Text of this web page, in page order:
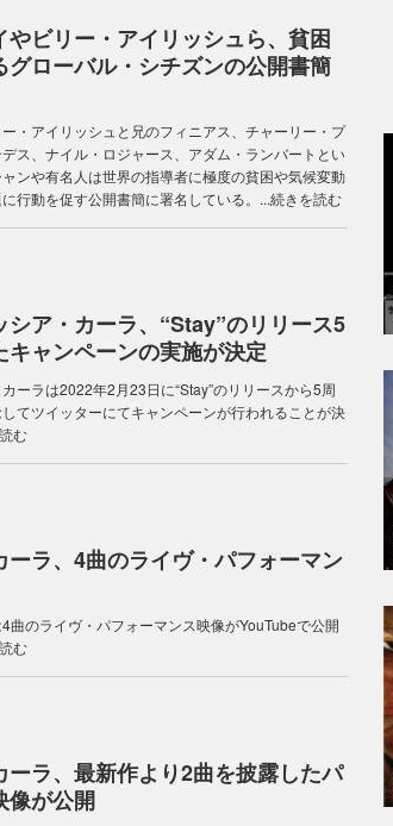
やビリー・アイリッシュら、貧困
グローバル・シチズンの公開書簡
・アイリッシュと兄のフィニアス、チャーリー・プ
ス、ナイル・ロジャース、アダム・ランバートとい
ンや有名人は世界の指導者に極度の貧困や気候変動
行動を促す公開書簡に署名している。...続きを読む
シア・カーラ、“Stay”のリリース5
キャンペーンの実施が決定
ーラは2022年2月23日に“Stay”のリリースから5周
てツイッターにてキャンペーンが行われることが決
む
ーラ、4曲のライヴ・パフォーマン
曲のライヴ・パフォーマンス映像がYouTubeで公開
む
ーラ、最新作より2曲を披露したパ
像が公開